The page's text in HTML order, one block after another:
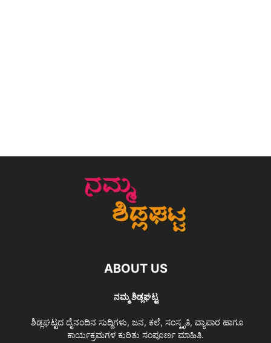
ABOUT US
ನಮ್ಮ ಶಿಡ್ಲಘಟ್ಟ
ಶಿಡ್ಲಘಟ್ಟದ ದೈನಂದಿನ ಸುದ್ದಿಗಳು, ಜನ, ಕಲೆ, ಸಂಸ್ಕೃತಿ, ವ್ಯಾಪಾರ ಹಾಗೂ
ಕಾರ್ಯಕ್ರಮಗಳ ಕುರಿತು ಸಂಪೂರ್ಣ ಮಾಹಿತಿ.